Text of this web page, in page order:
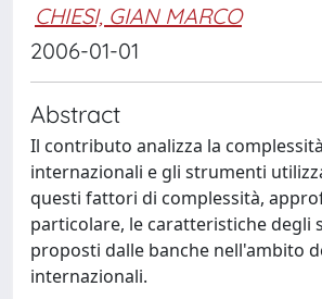
CHIESI, GIAN MARCO
2006-01-01
Abstract
Il contributo analizza la
internazionali e gli strumenti
questi fattori di complessità,
particolare, le caratteristiche degli
proposti dalle banche nell'ambito
internazionali.